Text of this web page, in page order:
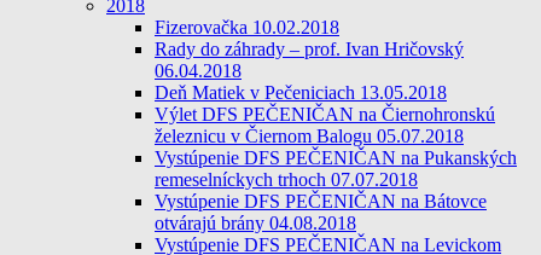
2018
Fizerovačka 10.02.2018
Rady do záhrady – prof. Ivan Hričovský
06.04.2018
Deň Matiek v Pečeniciach 13.05.2018
Výlet DFS PEČENIČAN na Čiernohronskú
železnicu v Čiernom Balogu 05.07.2018
Vystúpenie DFS PEČENIČAN na Pukanských
remeselníckych trhoch 07.07.2018
Vystúpenie DFS PEČENIČAN na Bátovce
otvárajú brány 04.08.2018
Vystúpenie DFS PEČENIČAN na Levickom